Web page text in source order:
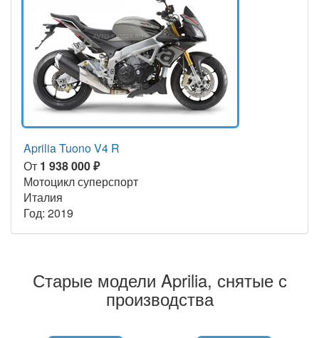
Aprilia Tuono V4 R
От 1 938 000 ₽
Мотоцикл суперспорт
Италия
Год: 2019
Старые модели Aprilia, снятые с
производства